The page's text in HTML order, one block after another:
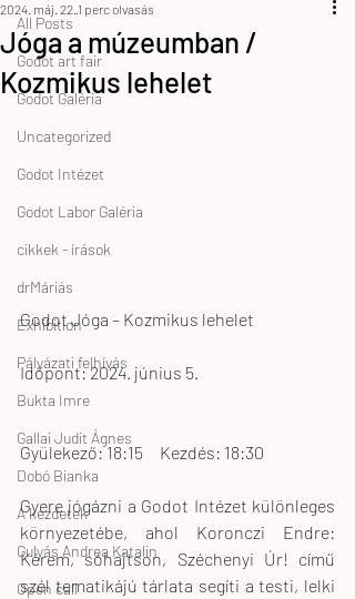
All Posts
Godot art fair
Godot Galéria
Uncategorized
Godot Intézet
Godot Labor Galéria
cikkek - írások
drMáriás
Exhibition
Pályázati felhívás
Bukta Imre
Gallai Judit Ágnes
Dobó Bianka
A kezdetek
Gulyás Andrea Katalin
Open call
Jóga a múzeumban /
Kozmikus lehelet
2024. máj. 22. 1 perc olvasás
Godot Jóga – Kozmikus lehelet
Időpont: 2024. június 5.
Gyülekező: 18:15     Kezdés: 18:30
Gyere jógázni a Godot Intézet különleges
környezetébe, ahol Koronczi Endre:
Kérem, sóhajtson, Széchenyi Úr! című
szél tematikájú tárlata segíti a testi, lelki